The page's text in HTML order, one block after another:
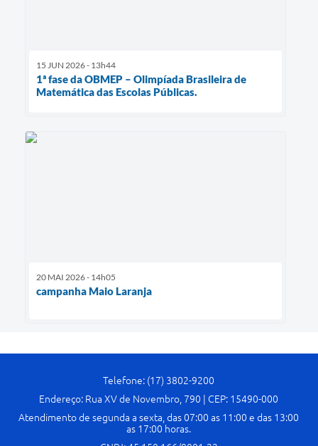
15 JUN 2026 - 13h44
1ª fase da OBMEP – Olimpíada Brasileira de
Matemática das Escolas Públicas.
20 MAI 2026 - 14h05
campanha Maio Laranja
Telefone: (17) 3802-9200
Endereço: Rua XV de Novembro, 790 | CEP: 15490-000
Atendimento de segunda a sexta, das 07:00 as 11:00 e das 13:00
as 17:00 horas.